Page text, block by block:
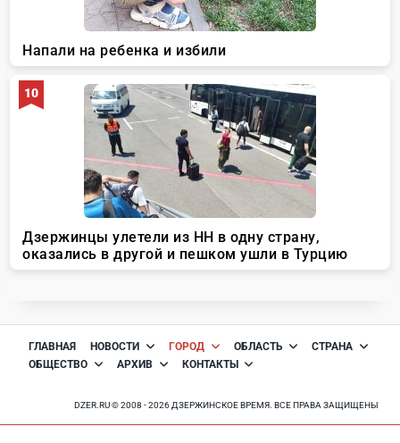
ГЛАВНАЯ НОВОСТИ ГОРОД ОБЛАСТЬ
СТРАНА
ОБЩЕСТВО
АРХИВ КОНТАКТЫ
DZER.RU © 2008 - 2026 ДЗЕРЖИНСКОЕ ВРЕМЯ. ВСЕ ПРАВА ЗАЩИЩЕНЫ